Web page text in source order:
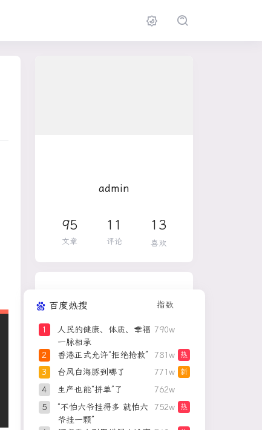
admin
95
文章
11
评论
13
喜欢
百度热搜 指数
1
人民的健康、体质、幸福
一脉相承
790w
2 香港正式允许“拒绝抢救” 781w 热
3 台风白海豚到哪了 771w 新
4 生产也能“拼单”了
762w
5
“不怕六爷挂得多 就怕六
爷挂一颗”
752w 热